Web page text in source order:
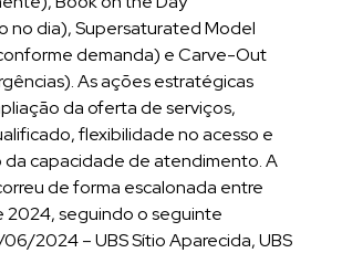
no dia), Supersaturated Model
demanda) e Carve-Out
As ações estratégicas
da oferta de serviços,
flexibilidade no acesso e
da capacidade de atendimento. A
de forma escalonada entre
2024, seguindo o seguinte
2024 – UBS Sítio Aparecida, UBS